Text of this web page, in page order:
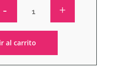
al carrito